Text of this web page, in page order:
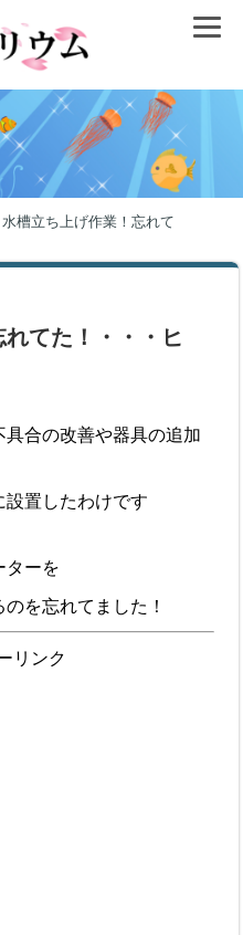
水槽立ち上げ作業！忘れて
てた！・・・ヒ
合の改善や器具の追加
設置したわけです
ターを
を忘れてました！
リンク